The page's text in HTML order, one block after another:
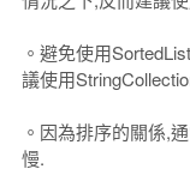
。避免使用
議使用
。因為排序的關係,
慢.